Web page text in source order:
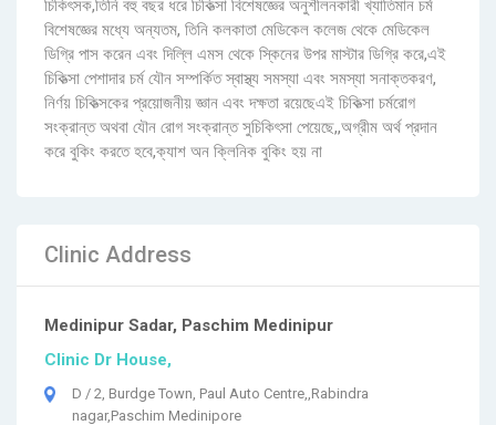
চিকিৎসক,তিনি বহু বছর ধরে চিকিত্সা বিশেষজ্ঞের অনুশীলনকারী খ্যাতিমান চর্ম
বিশেষজ্ঞের মধ্যে অন্যতম, তিনি কলকাতা মেডিকেল কলেজ থেকে মেডিকেল
ডিগ্রি পাস করেন এবং দিল্লি এমস থেকে স্কিনের উপর মাস্টার ডিগ্রি করে,এই
চিকিত্সা পেশাদার চর্ম যৌন সম্পর্কিত স্বাস্থ্য সমস্যা এবং সমস্যা সনাক্তকরণ,
নির্ণয় চিকিত্সকের প্রয়োজনীয় জ্ঞান এবং দক্ষতা রয়েছেএই চিকিত্সা চর্মরোগ
সংক্রান্ত অথবা যৌন রোগ সংক্রান্ত সুচিকিৎসা পেয়েছে,,অগ্রীম অর্থ প্রদান
করে বুকিং করতে হবে,ক্যাশ অন ক্লিনিক বুকিং হয় না
Clinic Address
Medinipur Sadar, Paschim Medinipur
Clinic Dr House,
D / 2, Burdge Town, Paul Auto Centre,,Rabindra
nagar,Paschim Medinipore